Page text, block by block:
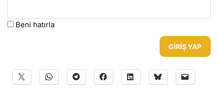
Beni hatırla
GIRIŞ YAP